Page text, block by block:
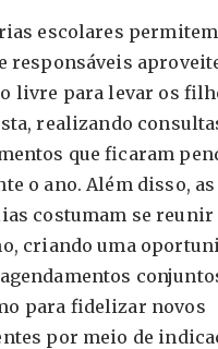
escolares
responsáveis
livre para levar os
realizando
que ficaram
o ano. Além disso, as
costumam se reunir
criando uma
para fidelizar novos
por meio de